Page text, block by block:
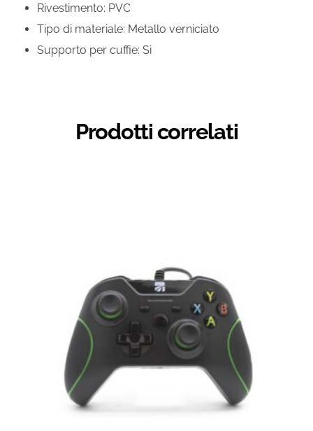
Rivestimento: PVC
Tipo di materiale: Metallo verniciato
Supporto per cuffie: Si
Prodotti correlati